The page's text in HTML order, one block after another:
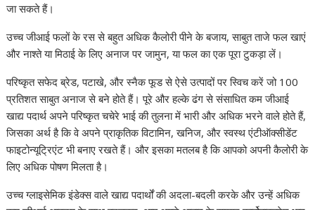
जा सकते हैं।
उच्च जीआई फलों के रस से बहुत अधिक कैलोरी पीने के बजाय, साबुत ताजे फल खाएं
और नाश्ते या मिठाई के लिए अनाज पर जामुन, या फल का एक पूरा टुकड़ा लें।
परिष्कृत सफेद ब्रेड, पटाखे, और स्नैक फूड से ऐसे उत्पादों पर स्विच करें जो 100
प्रतिशत साबुत अनाज से बने होते हैं। पूरे और हल्के ढंग से संसाधित कम जीआई
खाद्य पदार्थ अपने परिष्कृत चचेरे भाई की तुलना में भारी और अधिक भरने वाले होते हैं,
जिसका अर्थ है कि वे अपने प्राकृतिक विटामिन, खनिज, और स्वस्थ एंटीऑक्सीडेंट
फाइटोन्यूट्रिएंट भी बनाए रखते हैं। और इसका मतलब है कि आपको अपनी कैलोरी के
लिए अधिक पोषण मिलता है।
उच्च ग्लाइसेमिक इंडेक्स वाले खाद्य पदार्थों की अदला-बदली करके और उन्हें अधिक